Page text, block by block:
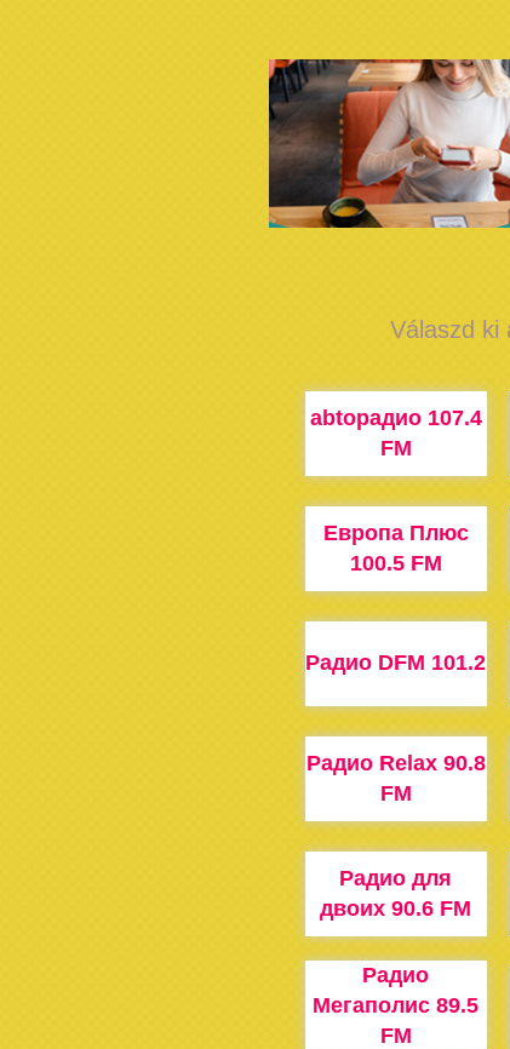
Válaszd ki
abtoрадио 107.4
FM
Европа Плюс
100.5 FM
Радио DFM 101.2
Радио Relax 90.8
FM
Радио для
двоих 90.6 FM
Радио
Мегаполис 89.5
FM